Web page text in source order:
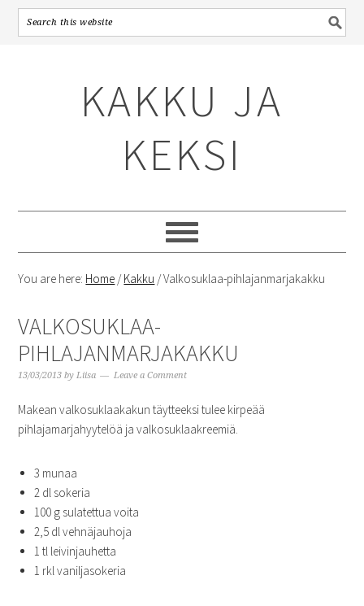
KAKKU JA
KEKSI
You are here: Home /Kakku /Valkosuklaa-pihlajanmarjakakku
VALKOSUKLAA-
PIHLAJANMARJAKAKKU
13/03/2013 byLiisa Leave a Comment
Makean valkosuklaakakun täytteeksi tulee kirpeää
pihlajamarjahyytelöä ja valkosuklaakreemiä.
3 munaa
2 dl sokeria
100 g sulatettua voita
2,5 dl vehnäjauhoja
1 tl leivinjauhetta
1 rkl vaniljasokeria